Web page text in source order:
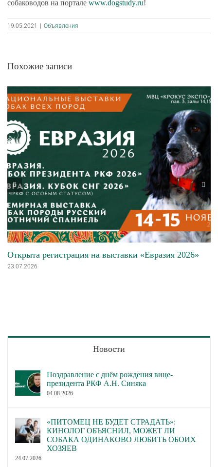
собаководов на портале www.dogstudy.ru!
19.05.2021 Объявления
Похожие записи
Открыта регистрация на выставки «Евразия 2026»
23.07.2026
Новости
Поздравление с днём рождения вице-
президента РКФ А.Н. Синяка
04.08.2026
«ПИТОМЕЦ НЕ БУДЕТ СТРАДАТЬ»:
КИНОЛОГ ОБЪЯСНИЛ, МОЖЕТ ЛИ
СОБАКА ОДИНАКОВО ЛЮБИТЬ ОБОИХ
ХОЗЯЕВ
24.07.2026